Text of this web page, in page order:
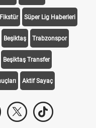
Süper Lig Haberleri
Beşiktaş Trabzonspor
Beşiktaş Transfer
Aktif Sayaç